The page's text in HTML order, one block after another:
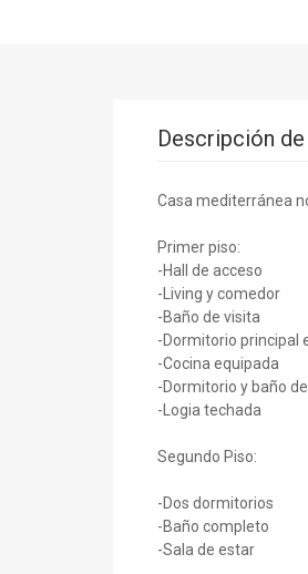
Descripción
Casa mediterránea
Primer piso:
-Hall de acceso
-Living y comedor
-Baño de visita
-Dormitorio principal
-Cocina equipada
-Dormitorio y baño
-Logia techada
Segundo Piso:
-Dos dormitorios
-Baño completo
-Sala de estar